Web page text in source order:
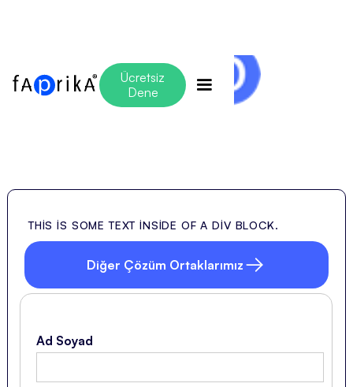
Ücretsiz
Dene
THIS IS SOME TEXT INSIDE OF A DIV BLOCK.
Diğer Çözüm Ortaklarımız
Ad Soyad